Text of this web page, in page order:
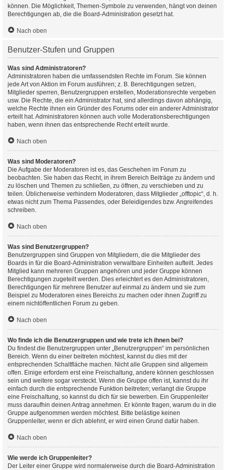
können. Die Möglichkeit, Themen-Symbole zu verwenden, hängt von deinen
Berechtigungen ab, die die Board-Administration gesetzt hat.
Nach oben
Benutzer-Stufen und Gruppen
Was sind Administratoren?
Administratoren haben die umfassendsten Rechte im Forum. Sie können
jede Art von Aktion im Forum ausführen; z. B. Berechtigungen setzen,
Mitglieder sperren, Benutzergruppen erstellen, Moderationsrechte vergeben
usw. Die Rechte, die ein Administrator hat, sind allerdings davon abhängig,
welche Rechte ihnen ein Gründer des Forums oder ein anderer Administrator
erteilt hat. Administratoren können auch volle Moderationsberechtigungen
haben, wenn ihnen das entsprechende Recht erteilt wurde.
Nach oben
Was sind Moderatoren?
Die Aufgabe der Moderatoren ist es, das Geschehen im Forum zu
beobachten. Sie haben das Recht, in ihrem Bereich Beiträge zu ändern und
zu löschen und Themen zu schließen, zu öffnen, zu verschieben und zu
teilen. Üblicherweise verhindern Moderatoren, dass Mitglieder „offtopic“, d. h.
etwas nicht zum Thema Passendes, oder Beleidigendes bzw. Angreifendes
schreiben.
Nach oben
Was sind Benutzergruppen?
Benutzergruppen sind Gruppen von Mitgliedern, die die Mitglieder des
Boards in für die Board-Administration verwaltbare Einheiten aufteilt. Jedes
Mitglied kann mehreren Gruppen angehören und jeder Gruppe können
Berechtigungen zugeteilt werden. Dies erleichtert es den Administratoren,
Berechtigungen für mehrere Benutzer auf einmal zu ändern und sie zum
Beispiel zu Moderatoren eines Bereichs zu machen oder ihnen Zugriff zu
einem nichtöffentlichen Forum zu geben.
Nach oben
Wo finde ich die Benutzergruppen und wie trete ich ihnen bei?
Du findest die Benutzergruppen unter „Benutzergruppen“ im persönlichen
Bereich. Wenn du einer beitreten möchtest, kannst du dies mit der
entsprechenden Schaltfläche machen. Nicht alle Gruppen sind allgemein
offen. Einige erfordern erst eine Freischaltung, andere können geschlossen
sein und weitere sogar versteckt. Wenn die Gruppe offen ist, kannst du ihr
einfach durch die entsprechende Funktion beitreten; verlangt die Gruppe
eine Freischaltung, so kannst du dich für sie bewerben. Ein Gruppenleiter
muss daraufhin deinen Antrag annehmen. Er könnte fragen, warum du in die
Gruppe aufgenommen werden möchtest. Bitte belästige keinen
Gruppenleiter, wenn er dich ablehnt, er wird einen Grund dafür haben.
Nach oben
Wie werde ich Gruppenleiter?
Der Leiter einer Gruppe wird normalerweise durch die Board-Administration